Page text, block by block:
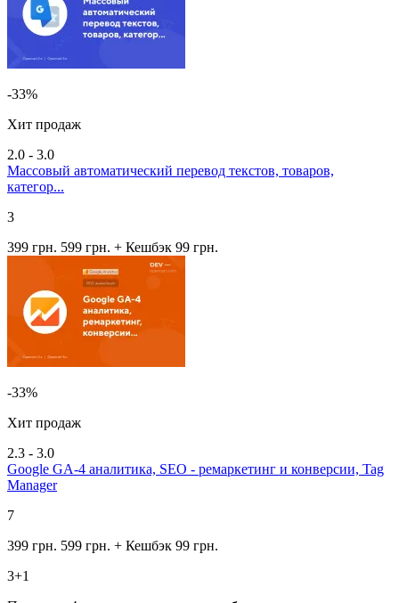
-33%
Хит продаж
2.0 - 3.0
Массовый автоматический перевод текстов, товаров,
категор...
3
399 грн. 599 грн. + Кешбэк 99 грн.
-33%
Хит продаж
2.3 - 3.0
Google GA-4 аналитика, SEO - ремаркетинг и конверсии, Tag
Manager
7
399 грн. 599 грн. + Кешбэк 99 грн.
3+1